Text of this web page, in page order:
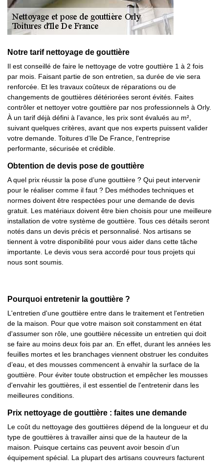
Notre tarif nettoyage de gouttière
Il est conseillé de faire le nettoyage de votre gouttière 1 à 2 fois
par mois. Faisant partie de son entretien, sa durée de vie sera
renforcée. Et les travaux coûteux de réparations ou de
changements de gouttières détériorées seront évités. Faites
contrôler et nettoyer votre gouttière par nos professionnels à Orly.
À un tarif déjà défini à l’avance, les prix sont évalués au m²,
suivant quelques critères, avant que nos experts puissent valider
votre demande. Toitures d'Ile De France, l'entreprise
performante, sécurisée et crédible.
Obtention de devis pose de gouttière
A quel prix réussir la pose d’une gouttière ? Qui peut intervenir
pour le réaliser comme il faut ? Des méthodes techniques et
normes doivent être respectées pour une demande de devis
gratuit. Les matériaux doivent être bien choisis pour une meilleure
installation de votre système de gouttière. Tous ces détails seront
notés dans un devis précis et personnalisé. Nos artisans se
tiennent à votre disponibilité pour vous aider dans cette tâche
importante. Le devis vous sera accordé pour tous projets qui
nous sont soumis.
Pourquoi entretenir la gouttière ?
L'entretien d'une gouttière entre dans le traitement et l'entretien
de la maison. Pour que votre maison soit constamment en état
d'assumer son rôle, une gouttière nécessite un entretien qui doit
se faire au moins deux fois par an. En effet, durant les années les
feuilles mortes et les branchages viennent obstruer les conduites
d’eau, et des mousses commencent à envahir la surface de la
gouttière. Pour éviter toute obstruction et empêcher les mousses
d'envahir les gouttières, il est essentiel de l'entretenir dans les
meilleures conditions.
Prix nettoyage de gouttière : faites une demande
Le coût du nettoyage des gouttières dépend de la longueur et du
type de gouttières à travailler ainsi que de la hauteur de la
maison. Puisque certains cas peuvent avoir besoin d’un
équipement spécial. La plupart des artisans couvreurs facturent